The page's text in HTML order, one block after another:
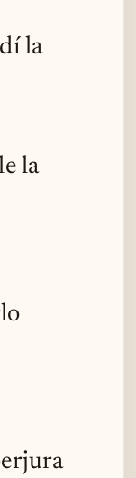
la
la